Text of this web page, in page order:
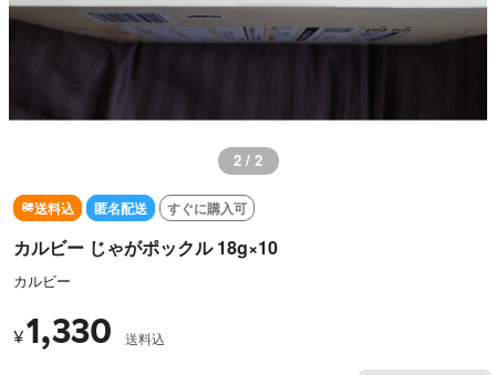
2 / 2
送料込 匿名配送 すぐに購入可
カルビー じゃがポックル 18g×10
カルビー
¥1,330 送料込